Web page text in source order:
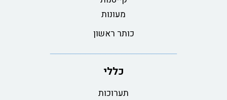
מעונות
כותר ראשון
כללי
תערוכות